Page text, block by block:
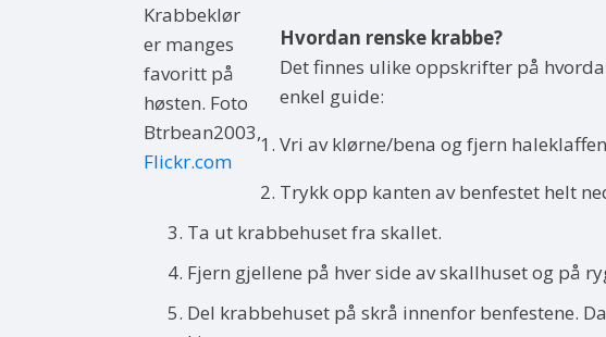
Krabbeklør
er manges
favoritt på
høsten. Foto
Btrbean2003,
Flickr.com
Hvordan renske krabbe?
Det finnes ulike oppskrifter på
enkel guide:
Vri av klørne/bena og fjern
Trykk opp kanten av benfestet helt
Ta ut krabbehuset fra skallet.
Fjern gjellene på hver side av skallhuset og på
Del krabbehuset på skrå innenfor benfestene.